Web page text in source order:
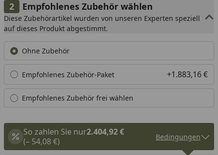
Empfohlenes Zubehör wählen
Diese Zubehörartikel wurden von unseren Experten speziell
auf dieses Produkt abgestimmt.
Ohne Zubehör
Empfohlenes Zubehör-Paket +1.883,16 €
Empfohlenes Zubehör frei wählen
So zahlen Sie nur2.404,92 €
(– 54,08 €)
Bedingungen